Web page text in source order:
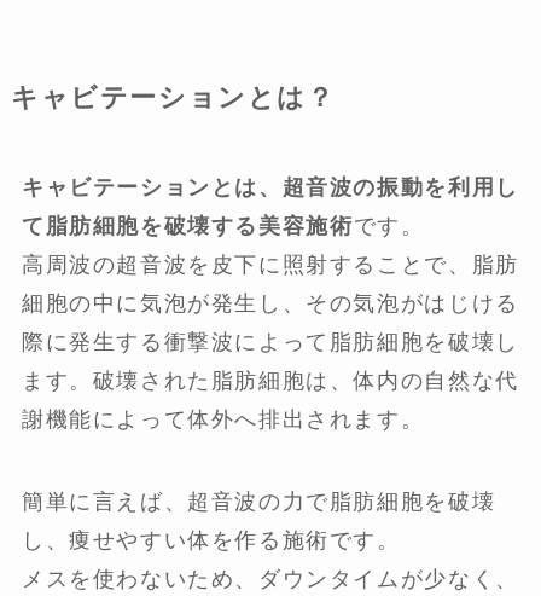
キャビテーションとは？
キャビテーションとは、超音波の振動を利用し
て脂肪細胞を破壊する美容施術です。
高周波の超音波を皮下に照射することで、脂肪
細胞の中に気泡が発生し、その気泡がはじける
際に発生する衝撃波によって脂肪細胞を破壊し
ます。破壊された脂肪細胞は、体内の自然な代
謝機能によって体外へ排出されます。
簡単に言えば、超音波の力で脂肪細胞を破壊
し、痩せやすい体を作る施術です。
メスを使わないため、ダウンタイムが少なく、